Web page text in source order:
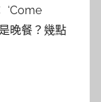
‘Come
晚餐？幾點